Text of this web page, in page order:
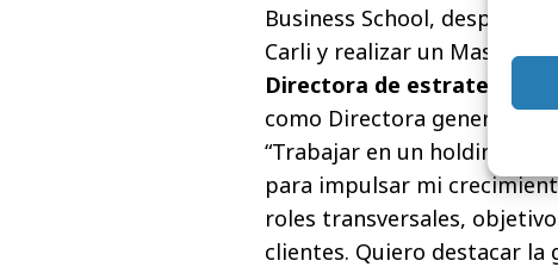
Business School, después
Carli y realizar un Master
Directora de estrategia
como Directora general de
“Trabajar en un holding de
para impulsar mi
roles transversales,
clientes. Quiero destacar